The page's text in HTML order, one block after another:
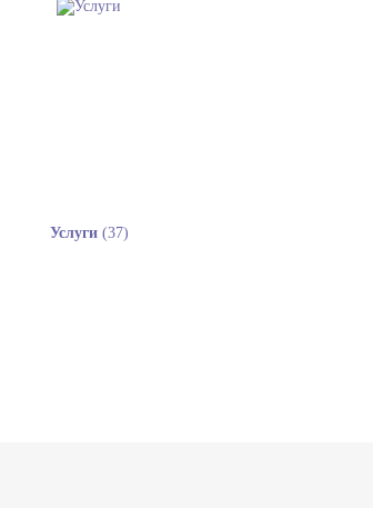
Услуги (37)